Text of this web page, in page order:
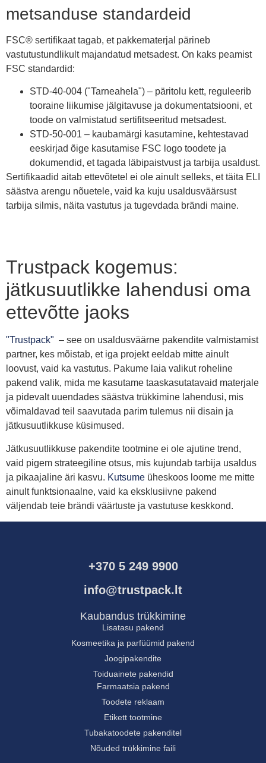
metsanduse standardeid
FSC® sertifikaat tagab, et pakkematerjal pärineb
vastutustundlikult majandatud metsadest. On kaks peamist
FSC standardid:
STD-40-004 ("Tarneahela") – päritolu kett, reguleerib
tooraine liikumise jälgitavuse ja dokumentatsiooni, et
toode on valmistatud sertifitseeritud metsadest.
STD-50-001 – kaubamärgi kasutamine, kehtestavad
eeskirjad õige kasutamise FSC logo toodete ja
dokumendid, et tagada läbipaistvust ja tarbija usaldust.
Sertifikaadid aitab ettevõtetel ei ole ainult selleks, et täita ELI
säästva arengu nõuetele, vaid ka kuju usaldusväärsust
tarbija silmis, näita vastutus ja tugevdada brändi maine.
Trustpack kogemus:
jätkusuutlikke lahendusi oma
ettevõtte jaoks
"Trustpack" – see on usaldusväärne pakendite valmistamist
partner, kes mõistab, et iga projekt eeldab mitte ainult
loovust, vaid ka vastutus. Pakume laia valikut roheline
pakend valik, mida me kasutame taaskasutatavaid materjale
ja pidevalt uuendades säästva trükkimine lahendusi, mis
võimaldavad teil saavutada parim tulemus nii disain ja
jätkusuutlikkuse küsimused.
Jätkusuutlikkuse pakendite tootmine ei ole ajutine trend,
vaid pigem strateegiline otsus, mis kujundab tarbija usaldus
ja pikaajaline äri kasvu. Kutsume üheskoos loome me mitte
ainult funktsionaalne, vaid ka eksklusiivne pakend
väljendab teie brändi väärtuste ja vastutuse keskkond.
+370 5 249 9900
info@trustpack.lt
Kaubandus trükkimine
Lisatasu pakend
Kosmeetika ja parfüümid pakend
Joogipakendite
Toiduainete pakendid
Farmaatsia pakend
Toodete reklaam
Etikett tootmine
Tubakatoodete pakenditel
Nõuded trükkimine faili